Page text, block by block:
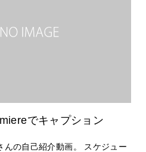
でキャプション
んの自己紹介動画。 スケジュー